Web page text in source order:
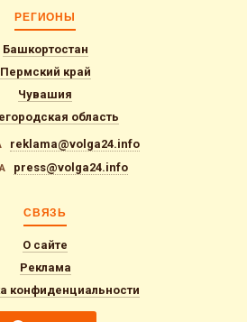
РЕГИОНЫ
Башкортостан
Пермский край
Чувашия
область
reklama@volga24.info
press@volga24.info
СВЯЗЬ
О сайте
Реклама
конфиденциальности